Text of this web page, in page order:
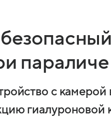
с
гиалуроновой